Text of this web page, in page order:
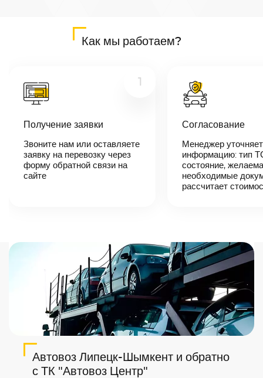
менеджер-
свяжется с
вами,
согласует
детали
автоперевозки,
Как мы работаем?
1
Получение заявки
Звоните нам или оставляете
заявку на перевозку через
форму обратной связи на
сайте
Согласование
Менеджер уточняет
информацию: тип
состояние,
необходимые
рассчитает
Автовоз Липецк-Шымкент и обратно
с ТК "Автовоз Центр"